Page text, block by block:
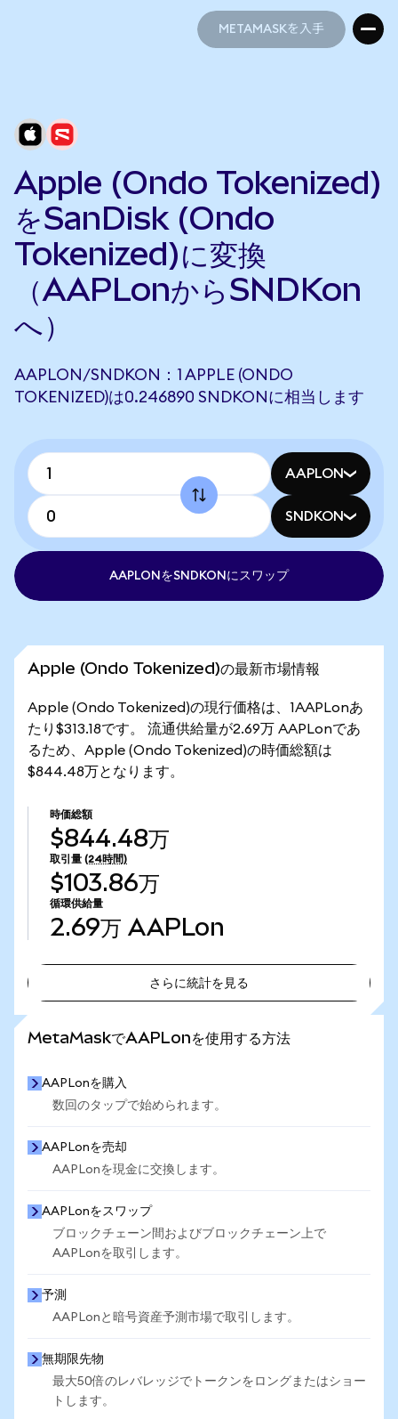
METAMASKを入手
Apple (Ondo Tokenized)
をSanDisk (Ondo
Tokenized)に変換
（AAPLonからSNDKon
へ）
AAPLON/SNDKON：1 APPLE (ONDO
TOKENIZED)は0.246890 SNDKONに相当します
AAPLON
SNDKON
AAPLONをSNDKONにスワップ
Apple (Ondo Tokenized)の最新市場情報
Apple (Ondo Tokenized)の現行価格は、1AAPLonあ
たり$313.18です。 流通供給量が2.69万 AAPLonであ
るため、Apple (Ondo Tokenized)の時価総額は
$844.48万となります。
時価総額
$844.48万
取引量 (24時間)
$103.86万
循環供給量
2.69万 AAPLon
さらに統計を見る
MetaMaskでAAPLonを使用する方法
AAPLonを購入
数回のタップで始められます。
AAPLonを売却
AAPLonを現金に交換します。
AAPLonをスワップ
ブロックチェーン間およびブロックチェーン上で
AAPLonを取引します。
予測
AAPLonと暗号資産予測市場で取引します。
無期限先物
最大50倍のレバレッジでトークンをロングまたはショー
トします。